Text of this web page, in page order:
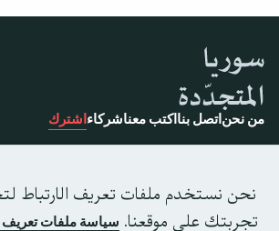
من نحن اتصل بنا اكتب معناشركاء اشترك
نحن نستخدم ملفات تعريف الارتباط
تجربتك على موقعنا. سياسة ملفات تعريف